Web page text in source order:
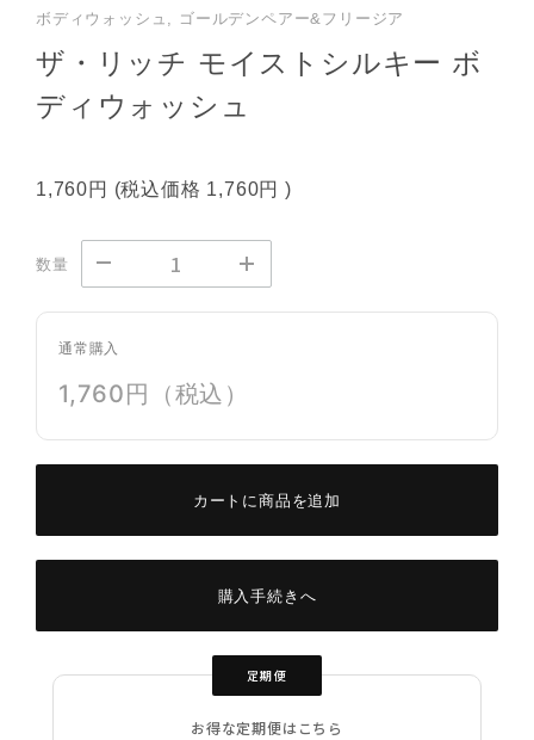
ボディウォッシュ, ゴールデンペアー&フリージア
ザ・リッチ モイストシルキー ボ
ディウォッシュ
1,760円 (税込価格 1,760円 )
数量
通常購入
1,760円（税込）
カートに商品を追加
購入手続きへ
定期便
お得な定期便はこちら